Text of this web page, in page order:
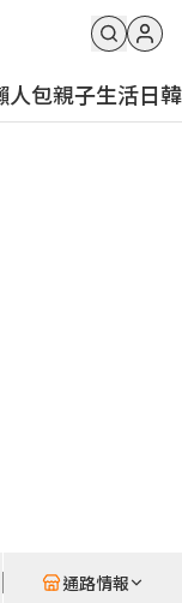
人包親子生活日韓
通路情報